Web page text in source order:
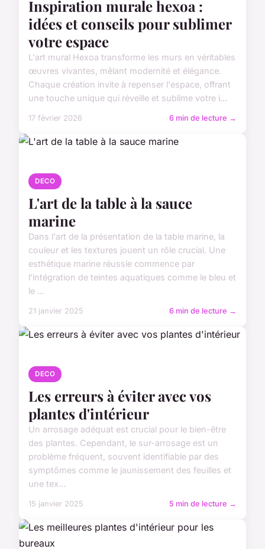
Inspiration murale hexoa :
idées et conseils pour sublimer
votre espace
L'art mural Hexoa transforme les murs en véritables
œuvres vivantes, mêlant modernité et élégance.
Chaque création invite à repenser l'espace, offrant
une touche unique qui réveille et sublime votre i...
17 février 2026 6 min de lecture →
DECO
L'art de la table à la sauce
marine
Dans l'art de la présentation de la table marine, la
couleur et les textures jouent un rôle crucial. Une
esthétique marine réussie commence par
l'intégration de teintes aquatiques comme le bleu et
le ...
21 janvier 2025 6 min de lecture →
DECO
Les erreurs à éviter avec vos
plantes d'intérieur
Un arrosage adéquat est crucial pour le bien-être
des plantes. Cependant, le sur-arrosage est un
problème fréquent, souvent identifiable par des
symptômes comme le jaunissement des feuilles et
une tex...
15 janvier 2025 5 min de lecture →